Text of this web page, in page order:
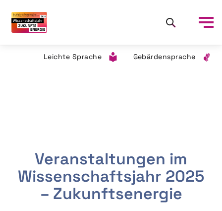
Leichte Sprache Gebärdensprache
Veranstaltungen im
Wissenschaftsjahr 2025
– Zukunftsenergie